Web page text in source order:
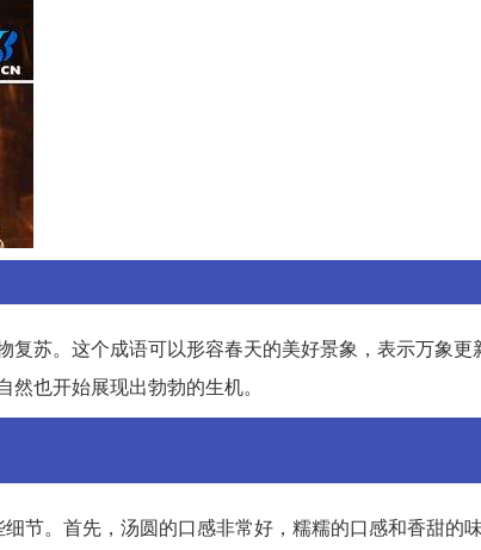
苏。这个成语可以形容春天的美好景象，表示万象
也开始展现出勃勃的生机。
节。首先，汤圆的口感非常好，糯糯的口感和香甜的